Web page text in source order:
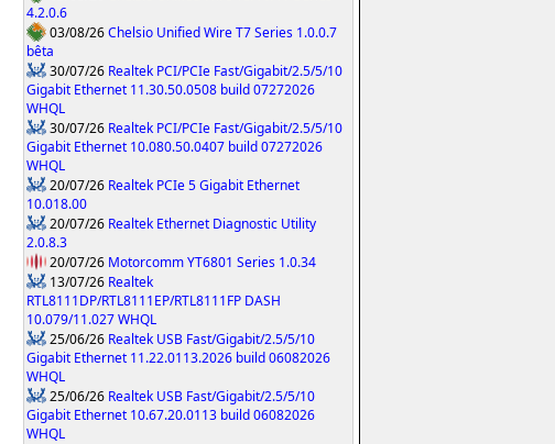
4.2.0.6
03/08/26Chelsio Unified Wire T7 Series 1.0.0.7
bêta
30/07/26 Realtek PCI/PCIe Fast/Gigabit/2.5/5/10
Gigabit Ethernet 11.30.50.0508 build 07272026
WHQL
30/07/26 Realtek PCI/PCIe Fast/Gigabit/2.5/5/10
Gigabit Ethernet 10.080.50.0407 build 07272026
WHQL
20/07/26 Realtek PCIe 5 Gigabit Ethernet
10.018.00
20/07/26 Realtek Ethernet Diagnostic Utility
2.0.8.3
20/07/26 Motorcomm YT6801 Series 1.0.34
13/07/26 Realtek
RTL8111DP/RTL8111EP/RTL8111FP DASH
10.079/11.027 WHQL
25/06/26 Realtek USB Fast/Gigabit/2.5/5/10
Gigabit Ethernet 11.22.0113.2026 build 06082026
WHQL
25/06/26 Realtek USB Fast/Gigabit/2.5/5/10
Gigabit Ethernet 10.67.20.0113 build 06082026
WHQL